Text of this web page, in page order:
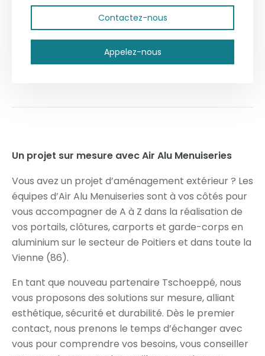
Contactez-nous
Appelez-nous
Un projet sur mesure avec Air Alu Menuiseries
Vous avez un projet d’aménagement extérieur ? Les
équipes d’Air Alu Menuiseries sont à vos côtés pour
vous accompagner de A à Z dans la réalisation de
vos portails, clôtures, carports et garde-corps en
aluminium sur le secteur de Poitiers et dans toute la
Vienne (86).
En tant que nouveau partenaire Tschoeppé, nous
vous proposons des solutions sur mesure, alliant
esthétique, sécurité et durabilité. Dès le premier
contact, nous prenons le temps d’échanger avec
vous pour comprendre vos besoins, vous conseiller